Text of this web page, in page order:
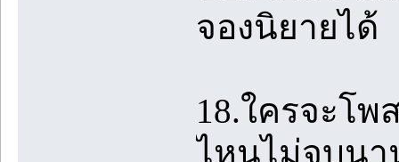
จองนิยายได้
18.ใครจะโพ
ไหนไม่จบนา